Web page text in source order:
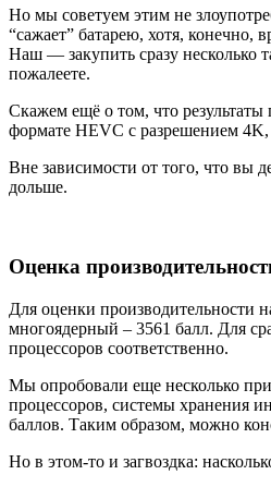
Но мы советуем этим не
“сажает” батарею, хотя, конечно,
Наш — закупить сразу несколько
пожалеете.
Скажем ещё о том, что
формате HEVC с разрешением 4K,
Вне зависимости от того, что вы
дольше.
Оценка
Для оценки производительности
многоядерный – 3561 балл. Для
процессоров соответственно.
Мы опробовали еще несколько
процессоров, системы хранения
баллов. Таким образом, можно
Но в этом-то и загвоздка: